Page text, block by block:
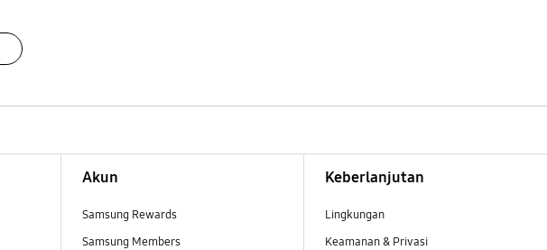
Akun
Samsung Rewards
Samsung Members
Keberlanjutan
Lingkungan
Keamanan & Privasi